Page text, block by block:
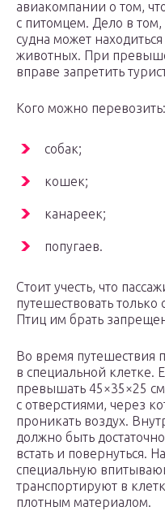
авиакомпании о том,
с питомцем. Дело в
судна может
животных. При
вправе запретить
Кого можно перевозить:
собак;
кошек;
канареек;
попугаев.
Стоит учесть, что
путешествовать
Птиц им брать
Во время путешествия
в специальной
превышать 45×35×25
с отверстиями, через
проникать воздух.
должно быть
встать и повернуться.
специальную
транспортируют в
плотным материалом.